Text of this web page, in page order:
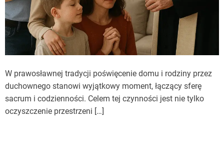
W prawosławnej tradycji poświęcenie domu i rodziny przez
duchownego stanowi wyjątkowy moment, łączący sferę
sacrum i codzienności. Celem tej czynności jest nie tylko
oczyszczenie przestrzeni […]